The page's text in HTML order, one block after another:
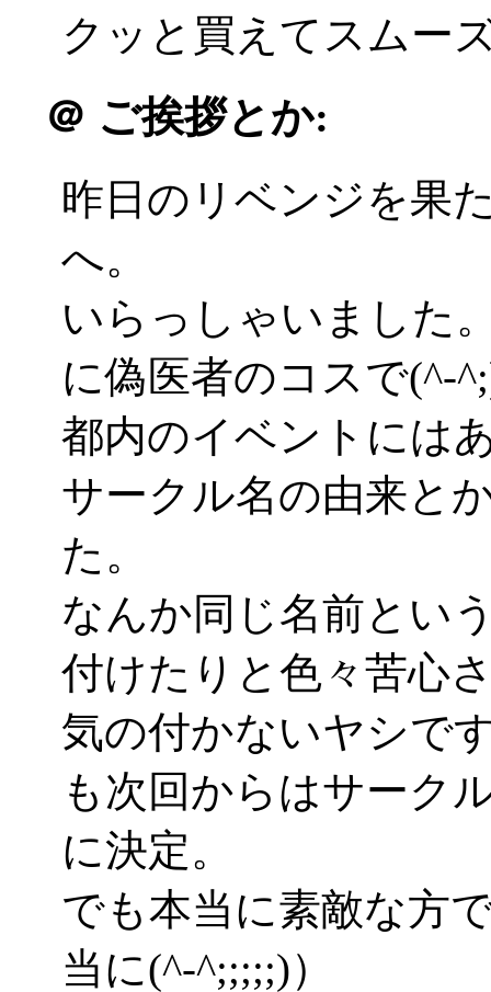
クッと買えてスムー
＠ ご挨拶とか:
昨日のリベンジを果
へ。
いらっしゃいました
に偽医者のコスで(^-
都内のイベントには
サークル名の由来と
た。
なんか同じ名前とい
付けたりと色々苦心
気の付かないヤシで
も次回からはサーク
に決定。
でも本当に素敵な方
当に(^-^;;;;;)）